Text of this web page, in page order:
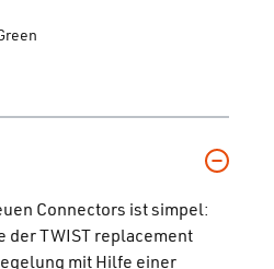
Connectors ist simpel:
der TWIST replacement
mit Hilfe einer